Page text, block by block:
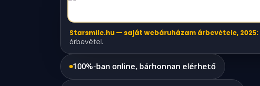
Starsmile.hu — saját webáruházam árbevétele, 2025:
árbevétel.
100%-ban online, bárhonnan elérhető